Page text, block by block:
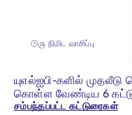
௫ நிமிட வாசிப்பு
யுஎல்ஐபி-களில்
கொள்ள வேண்டிய 6
சம்பந்தப்பட்ட கட்டுரைகள்